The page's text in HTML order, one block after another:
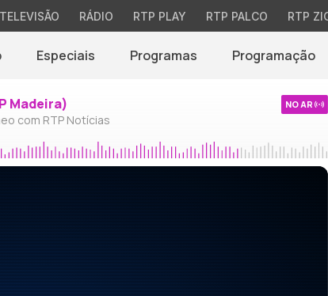
TELEVISÃO RÁDIO RTP PLAY RTP PALCO RTP
Especiais Programas Programação
Madeira)
com RTP Notícias
NO AR